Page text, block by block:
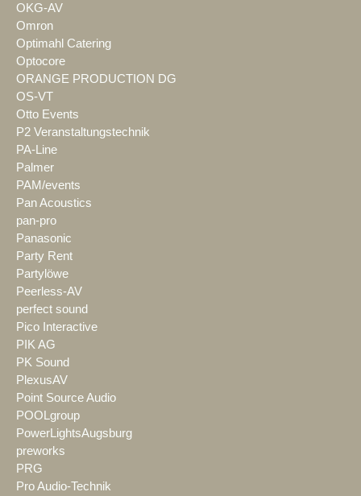
OKG-AV
Omron
Optimahl Catering
Optocore
ORANGE PRODUCTION DG
OS-VT
Otto Events
P2 Veranstaltungstechnik
PA-Line
Palmer
PAM/events
Pan Acoustics
pan-pro
Panasonic
Party Rent
Partylöwe
Peerless-AV
perfect sound
Pico Interactive
PIK AG
PK Sound
PlexusAV
Point Source Audio
POOLgroup
PowerLightsAugsburg
preworks
PRG
Pro Audio-Technik